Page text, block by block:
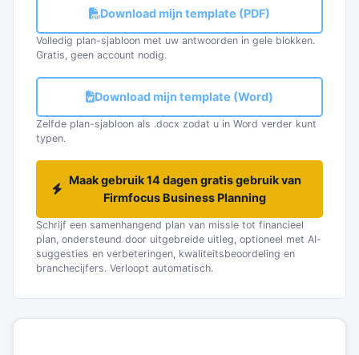
Download mijn template (PDF)
Volledig plan-sjabloon met uw antwoorden in gele blokken.
Gratis, geen account nodig.
Download mijn template (Word)
Zelfde plan-sjabloon als .docx zodat u in Word verder kunt
typen.
Maak gebruik 14 dagen gratis gebruik van
Firmfocus Business Planning
Schrijf een samenhangend plan van missie tot financieel
plan, ondersteund door uitgebreide uitleg, optioneel met AI-
suggesties en verbeteringen, kwaliteitsbeoordeling en
branchecijfers. Verloopt automatisch.